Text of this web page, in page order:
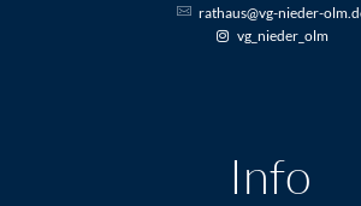
rathaus@vg-nieder-
vg_nieder_olm
Info